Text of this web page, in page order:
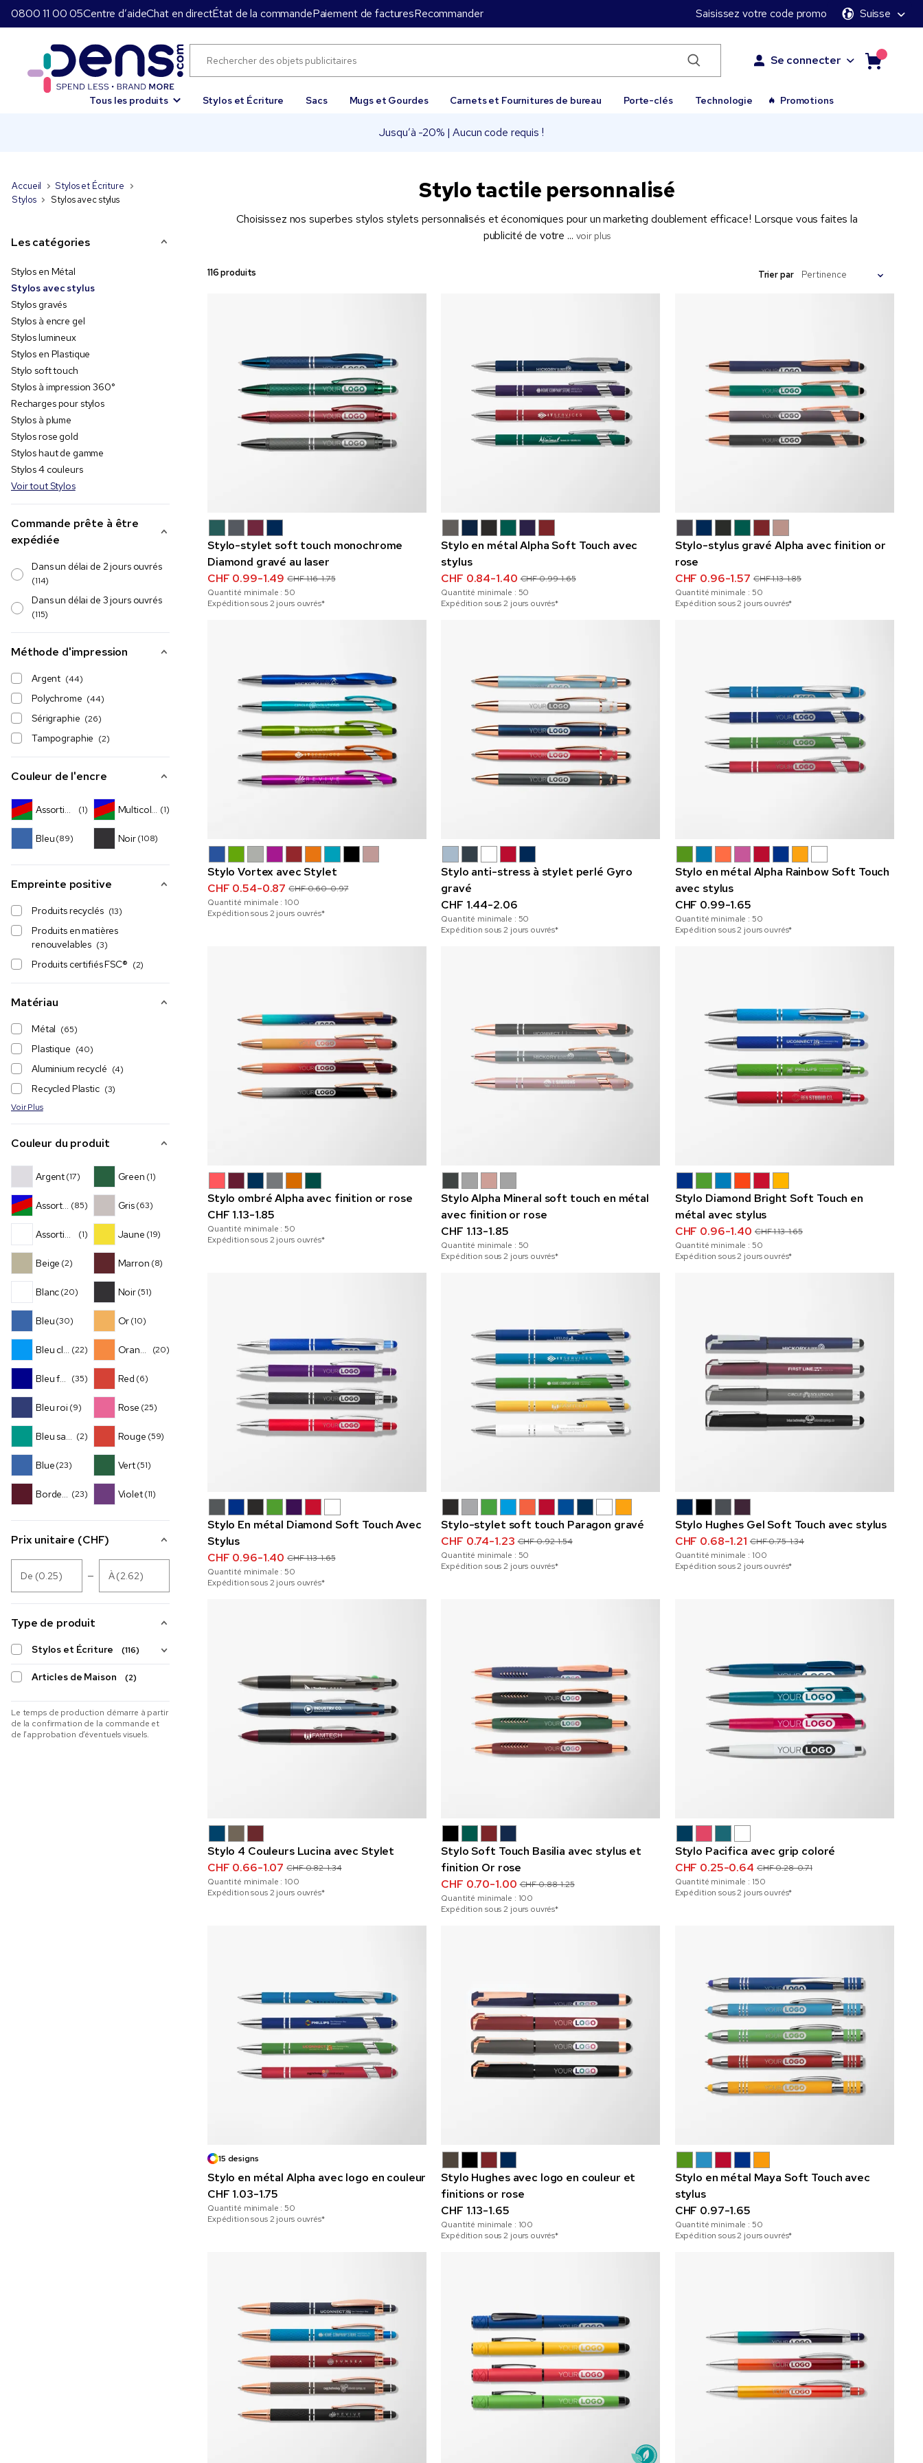
0800 11 00 05Centre d’aideChat en directÉtat de la commandePaiement de facturesRecommander Saisissez votre code promo Suisse
Se connecter
Tous les produits Stylos et Écriture Sacs Mugs et Gourdes Carnets et Fournitures de bureau Porte-clés Technologie Promotions
Jusqu’à -20% | Aucun code requis !
Accueil
Stylos et Écriture
Stylos
Stylos avec stylus
Les catégories
Stylos en Métal
Stylos avec stylus
Stylos gravés
Stylos à encre gel
Stylos lumineux
Stylos en Plastique
Stylo soft touch
Stylos à impression 360°
Recharges pour stylos
Stylos à plume
Stylos rose gold
Stylos haut de gamme
Stylos 4 couleurs
Voir tout Stylos
Commande prête à être
expédiée
Dans un délai de 2 jours ouvrés
(114)
Dans un délai de 3 jours ouvrés
(115)
Méthode d'impression
Argent (44)
Polychrome (44)
Sérigraphie (26)
Tampographie (2)
Couleur de l'encre
Assortiment
(1)
Bleu(89)
Multicolore(1)
Noir(108)
Empreinte positive
Produits recyclés (13)
Produits en matières
renouvelables (3)
Produits certifiés FSC® (2)
Matériau
Métal (65)
Plastique (40)
Aluminium recyclé (4)
Recycled Plastic (3)
Voir Plus
Couleur du produit
Argent(17)
Assortiment
(85)
Assortiment transparent
(1)
Beige (2)
Blanc(20)
Bleu(30)
Bleu clair(22)
Bleu foncé
(35)
Bleu roi (9)
Bleu sarcelle
(2)
Blue(23)
Bordeaux(23)
Green (1)
Gris(63)
Jaune (19)
Marron (8)
Noir(51)
Or(10)
Orange (20)
Red (6)
Rose (25)
Rouge (59)
Vert(51)
Violet (11)
Prix unitaire (CHF)
De (0.25) À (2.62)
Type de produit
Stylos et Écriture (116)
Articles de Maison (2)
Le temps de production démarre à partir
de la confirmation de la commande et
de l’approbation d’éventuels visuels.
Stylo tactile personnalisé
Choisissez nos superbes stylos stylets personnalisés et économiques pour un marketing doublement efficace ! Lorsque vous faites la
publicité de votre ... voir plus
116 produits Trier par
Stylo-stylet soft touch monochrome
Diamond gravé au laser
CHF 0.99-1.49 CHF 1.16-1.75
Quantité minimale :50
Expédition sous 2 jours ouvrés*
Stylo en métal Alpha Soft Touch avec
stylus
CHF 0.84-1.40 CHF 0.99-1.65
Quantité minimale : 50
Expédition sous 2 jours ouvrés*
Stylo-stylus gravé Alpha avec finition or
rose
CHF 0.96-1.57 CHF 1.13-1.85
Quantité minimale : 50
Expédition sous 2 jours ouvrés*
Stylo Vortex avec Stylet
CHF 0.54-0.87 CHF 0.60-0.97
Quantité minimale : 100
Expédition sous 2 jours ouvrés*
Stylo anti-stress à stylet perlé Gyro
gravé
CHF 1.44-2.06
Quantité minimale : 50
Expédition sous 2 jours ouvrés*
Stylo en métal Alpha Rainbow Soft Touch
avec stylus
CHF 0.99-1.65
Quantité minimale : 50
Expédition sous 2 jours ouvrés*
Stylo ombré Alpha avec finition or rose
CHF 1.13-1.85
Quantité minimale :50
Expédition sous 2 jours ouvrés*
Stylo Alpha Mineral soft touch en métal
avec finition or rose
CHF 1.13-1.85
Quantité minimale : 50
Expédition sous 2 jours ouvrés*
Stylo Diamond Bright Soft Touch en
métal avec stylus
CHF 0.96-1.40 CHF 1.13-1.65
Quantité minimale : 50
Expédition sous 2 jours ouvrés*
Stylo En métal Diamond Soft Touch Avec
Stylus
CHF 0.96-1.40 CHF 1.13-1.65
Quantité minimale :50
Expédition sous 2 jours ouvrés*
Stylo-stylet soft touch Paragon gravé
CHF 0.74-1.23 CHF 0.92-1.54
Quantité minimale : 50
Expédition sous 2 jours ouvrés*
Stylo Hughes Gel Soft Touch avec stylus
CHF 0.68-1.21 CHF 0.75-1.34
Quantité minimale : 100
Expédition sous 2 jours ouvrés*
Stylo 4 Couleurs Lucina avec Stylet
CHF 0.66-1.07 CHF 0.82-1.34
Quantité minimale : 100
Expédition sous 2 jours ouvrés*
Stylo Soft Touch Basilia avec stylus et
finition Or rose
CHF 0.70-1.00 CHF 0.88-1.25
Quantité minimale : 100
Expédition sous 2 jours ouvrés*
Stylo Pacifica avec grip coloré
CHF 0.25-0.64 CHF 0.28-0.71
Quantité minimale : 150
Expédition sous 2 jours ouvrés*
15 designs
Stylo en métal Alpha avec logo en couleur
CHF 1.03-1.75
Quantité minimale :50
Expédition sous 2 jours ouvrés*
Stylo Hughes avec logo en couleur et
finitions or rose
CHF 1.13-1.65
Quantité minimale : 100
Expédition sous 2 jours ouvrés*
Stylo en métal Maya Soft Touch avec
stylus
CHF 0.97-1.65
Quantité minimale : 50
Expédition sous 2 jours ouvrés*